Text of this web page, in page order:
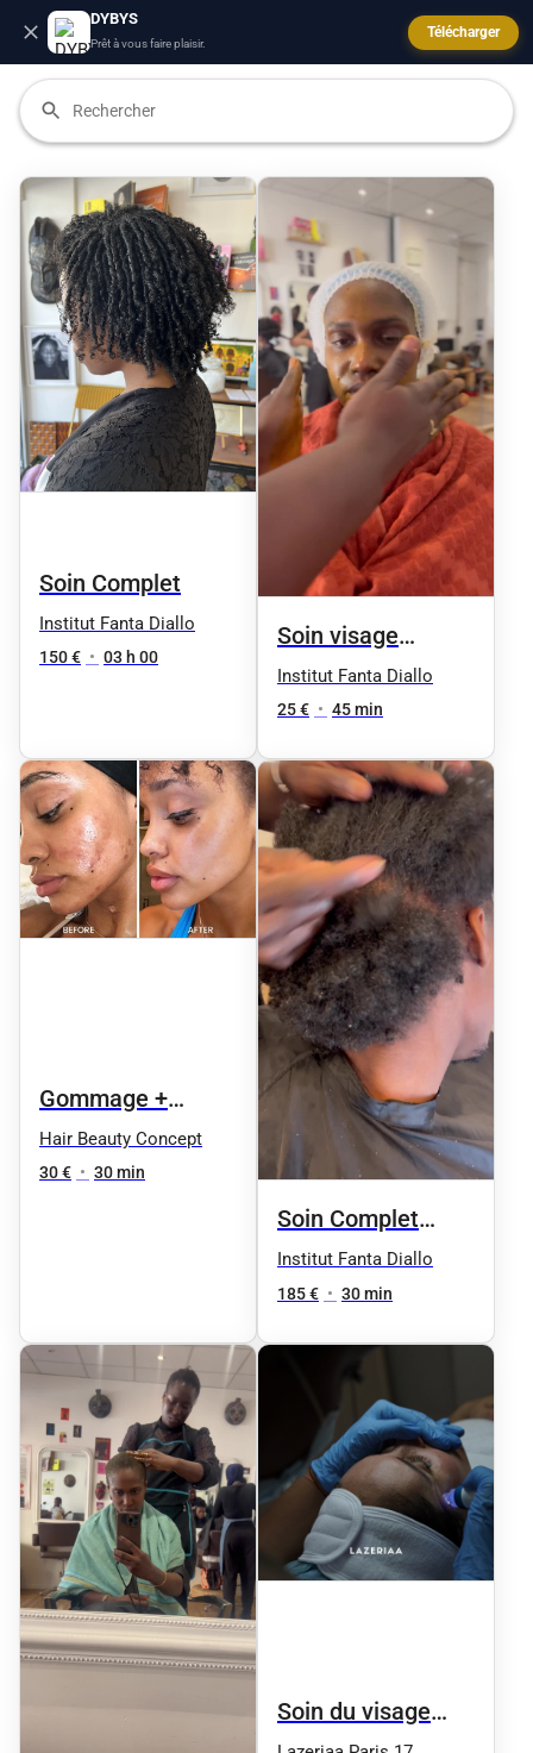
DYBYS
Prêt à vous faire plaisir.
Télécharger
Soin Complet
Institut Fanta Diallo
150 € • 03 h 00
Soin visage
gommage peau
parfaite
Institut Fanta Diallo
25 € • 45 min
Gommage +
masque éclat
express
Hair Beauty Concept
30 € • 30 min
Soin Complet
Chebe
Institut Fanta Diallo
185 € • 30 min
Soin du visage